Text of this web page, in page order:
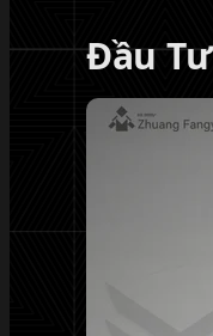
Đầu